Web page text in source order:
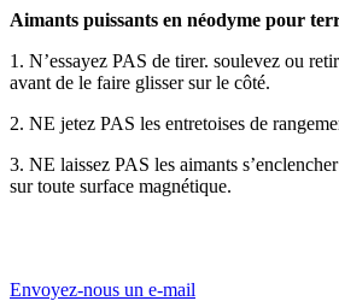
Aimants puissants en néodyme pour
1. N’essayez PAS de tirer. soulevez ou
avant de le faire glisser sur le côté.
2. NE jetez PAS les entretoises de
3. NE laissez PAS les aimants
sur toute surface magnétique.
Envoyez-nous un e-mail